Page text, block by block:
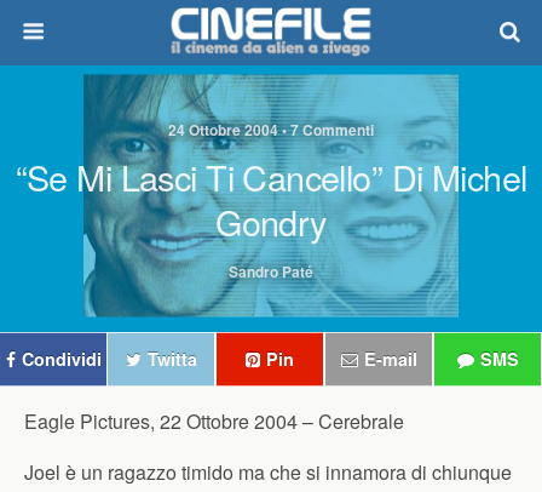
24 Ottobre 2004 • 7 Commenti
“Se Mi Lasci Ti Cancello” Di Michel
Gondry
Sandro Paté
Condividi Twitta Pin E-mail SMS
Eagle Pictures, 22 Ottobre 2004 –Cerebrale
Joel è un ragazzo timido ma che si innamora di chiunque